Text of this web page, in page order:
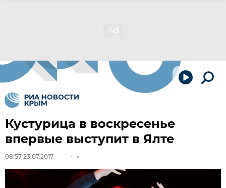
Кустурица в воскресенье
впервые выступит в Ялте
08:57 23.07.2017